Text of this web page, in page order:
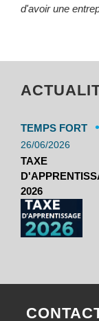
d'avoir une
TEMPS FORT •
26/06/2026
TAXE
2026